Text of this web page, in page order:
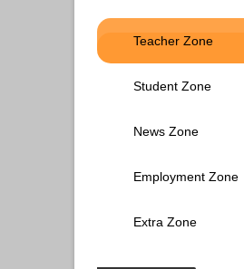
Teacher Zone
Student Zone
News Zone
Employment Zone
Extra Zone